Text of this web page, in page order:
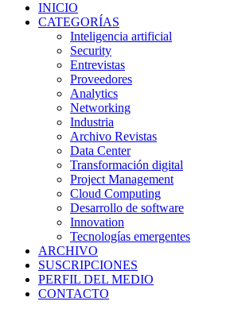
INICIO
CATEGORÍAS
Inteligencia artificial
Security
Entrevistas
Proveedores
Analytics
Networking
Industria
Archivo Revistas
Data Center
Transformación digital
Project Management
Cloud Computing
Desarrollo de software
Innovation
Tecnologías emergentes
ARCHIVO
SUSCRIPCIONES
PERFIL DEL MEDIO
CONTACTO